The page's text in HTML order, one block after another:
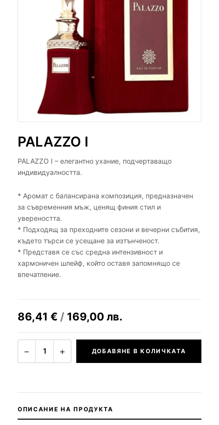
PALAZZO I
PALAZZO I – елегантно ухание, подчертаващо
индивидуалността.
* Аромат с балансирана композиция, предназначен
за съвременния мъж, ценящ финия стил и
увереността.
* Подходящ за преходните сезони и вечерни събития,
където търси се усещане за изтънченост.
* Представя се със средна интензивност и
хармоничен шлейф, който оставя запомнящо се
впечатление.
86,41 € / 169,00 лв.
− 1 + ДОБАВЯНЕ В КОЛИЧКАТА
ОПИСАНИЕ НА ПРОДУКТА